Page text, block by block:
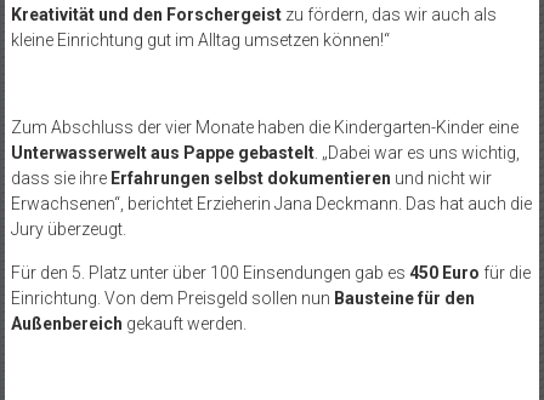
Kreativität und den Forschergeistzu fördern, das wir auch als
kleine Einrichtung gut im Alltag umsetzen können!“
Zum Abschluss der vier Monate haben die Kindergarten-Kinder eine
Unterwasserwelt aus Pappe gebastelt. „Dabei war es uns wichtig,
dass sie ihre Erfahrungen selbst dokumentieren und nicht wir
Erwachsenen“, berichtet Erzieherin Jana Deckmann. Das hat auch die
Jury überzeugt.
Für den 5. Platz unter über 100 Einsendungen gab es 450 Euro für die
Einrichtung. Von dem Preisgeld sollen nun Bausteine für den
Außenbereich gekauft werden.